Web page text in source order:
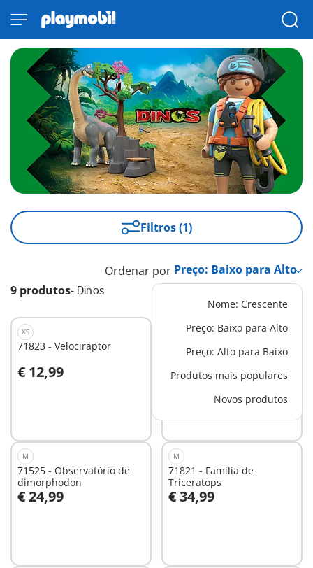
Filtros (1)
9 produtos- Dinos
Ordenar por
Nome: Crescente
Preço: Baixo para Alto
Preço: Alto para Baixo
Produtos mais populares
Novos produtos
XS
71823 - Velociraptor
€ 12,99
Ao carrinho
71822 - Observação de
stygimoloch
€ 19,99
Ao carrinho
M
71525 - Observatório de
dimorphodon
€ 24,99
Ao carrinho
M
71821 - Família de
Triceratops
€ 34,99
Ao carrinho